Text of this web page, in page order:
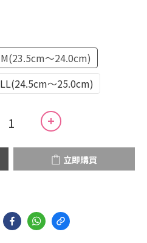
M(23.5cm～24.0cm)
LL(24.5cm～25.0cm)
立即購買